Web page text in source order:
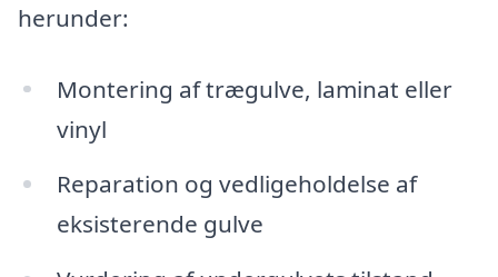
herunder:
Montering af trægulve, laminat eller
vinyl
Reparation og vedligeholdelse af
eksisterende gulve